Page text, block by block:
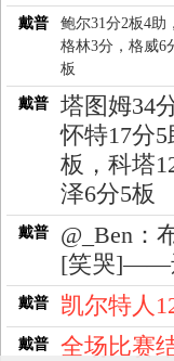
戴普
鲍尔31分2板4助
格林3分，格威6
板
戴普
塔图姆34
怀特17分
板，科塔
泽6分5板
戴普
@_Ben：
[笑哭]——
戴普 凯尔特人
戴普 全场比赛